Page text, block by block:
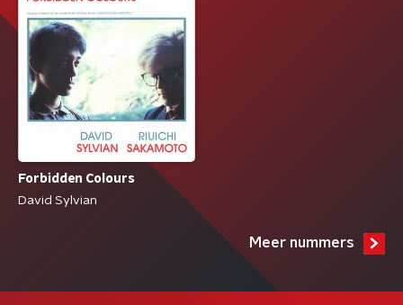
Forbidden Colours
David Sylvian
Meer nummers